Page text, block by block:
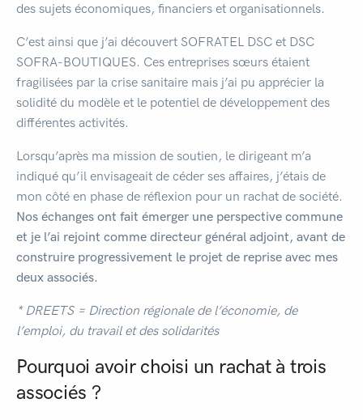
des sujets économiques, financiers et organisationnels.
C’est ainsi que j’ai découvert SOFRATEL DSC et DSC
SOFRA-BOUTIQUES. Ces entreprises sœurs étaient
fragilisées par la crise sanitaire mais j’ai pu apprécier la
solidité du modèle et le potentiel de développement des
différentes activités.
Lorsqu’après ma mission de soutien, le dirigeant m’a
indiqué qu’il envisageait de céder ses affaires, j’étais de
mon côté en phase de réflexion pour un rachat de société.
Nos échanges ont fait émerger une perspective commune
et je l’ai rejoint comme directeur général adjoint, avant de
construire progressivement le projet de reprise avec mes
deux associés.
* DREETS = Direction régionale de l’économie, de
l’emploi, du travail et des solidarités
Pourquoi avoir choisi un rachat à trois
associés ?